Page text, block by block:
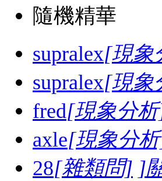
隨機精華
supralex[現象
supralex[現象
fred[現象分
axle[現象分
28[雜類問] ]